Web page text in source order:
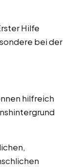
Hilfe
bei der
hilfreich